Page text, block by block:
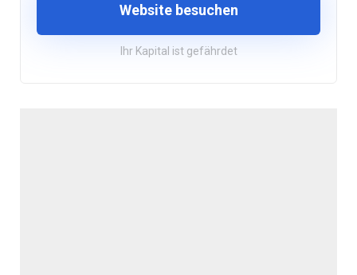
Website besuchen
Ihr Kapital ist gefährdet